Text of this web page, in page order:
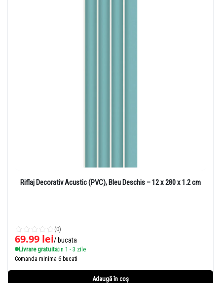
Riflaj Decorativ Acustic (PVC), Bleu Deschis – 12 x 280 x 1.2 cm
(0)
69.99 lei/ bucata
Livrare gratuita:in 1 - 3 zile
Comanda minima 6 bucati
Adaugă în coș